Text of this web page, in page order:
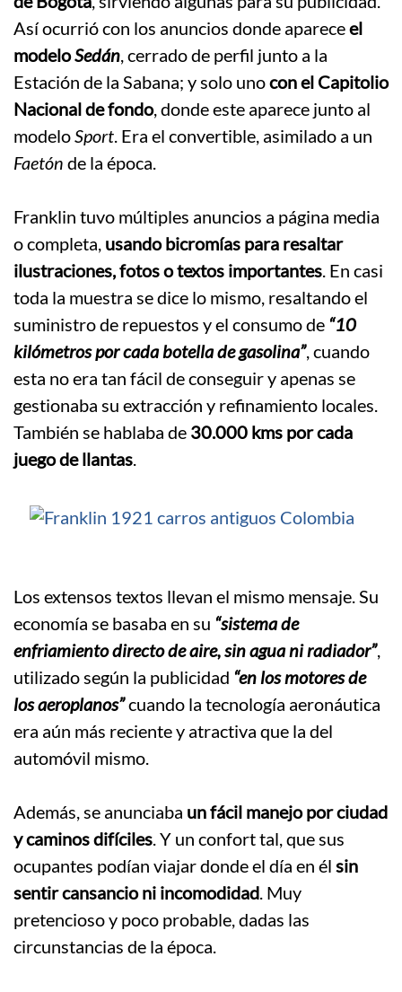
Así ocurrió con los anuncios donde apareceel
modeloSedán, cerrado de perfil junto a la
Estación de la Sabana; y solo unocon el Capitolio
Nacional de fondo, donde este aparece junto al
modeloSport. Era el convertible, asimilado a un
Faetón de la época.
Franklin tuvo múltiples anuncios a página media
o completa, usando bicromías para resaltar
ilustraciones, fotos o textos importantes. En casi
toda la muestra se dice lo mismo, resaltando el
suministro de repuestos y el consumo de “10
kilómetros por cada botella de gasolina”, cuando
esta no era tan fácil de conseguir y apenas se
gestionaba su extracción y refinamiento locales.
También se hablaba de 30.000 kms por cada
juego de llantas.
Los extensos textos llevan el mismo mensaje. Su
economía se basaba en su “sistema de
enfriamiento directo de aire, sin agua ni radiador”,
utilizado según la publicidad “en los motores de
los aeroplanos”cuando la tecnología aeronáutica
era aún más reciente y atractiva que la del
automóvil mismo.
Además, se anunciaba un fácil manejo por ciudad
y caminos difíciles. Y un confort tal, que sus
ocupantes podían viajar donde el día en él sin
sentir cansancio ni incomodidad. Muy
pretencioso y poco probable, dadas las
circunstancias de la época.